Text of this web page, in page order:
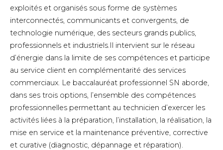
exploités et organisés sous forme de systèmes
interconnectés, communicants et convergents, de
technologie numérique, des secteurs grands publics,
professionnels et industriels.Il intervient sur le réseau
d’énergie dans la limite de ses compétences et participe
au service client en complémentarité des services
commerciaux. Le baccalauréat professionnel SN aborde,
dans ses trois options, l’ensemble des compétences
professionnelles permettant au technicien d’exercer les
activités liées à la préparation, l’installation, la réalisation, la
mise en service et la maintenance préventive, corrective
et curative (diagnostic, dépannage et réparation).